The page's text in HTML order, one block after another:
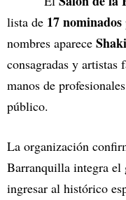
lista de 17 nominados
nombres aparece
consagradas y
manos de
público.
La organización
Barranquilla integra el
ingresar al histórico